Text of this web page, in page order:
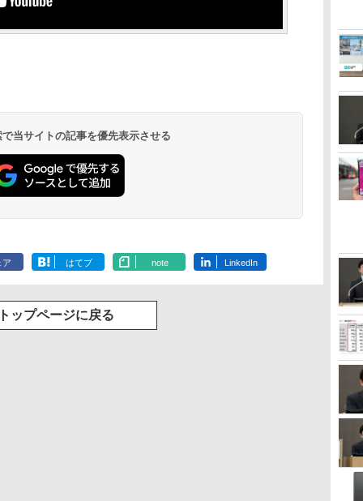
当サイトの記事を優先表示させる
ア はてブ note LinkedIn
ップページに戻る